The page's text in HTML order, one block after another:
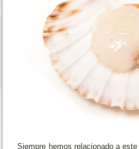
Siempre hemos relacionado a